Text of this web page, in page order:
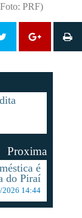
PRF)
Proxima
é
do Piraí
2026 14:44